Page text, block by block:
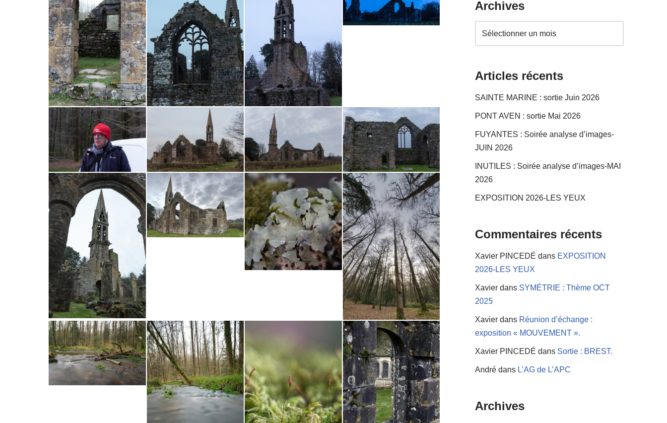
Archives
Articles récents
SAINTE MARINE : sortie Juin 2026
PONT AVEN : sortie Mai 2026
FUYANTES : Soirée analyse d’images-
JUIN 2026
INUTILES : Soirée analyse d’images-MAI
2026
EXPOSITION 2026-LES YEUX
Commentaires récents
Xavier PINCEDÉ dans EXPOSITION
2026-LES YEUX
Xavier dans SYMÉTRIE : Thème OCT
2025
Xavier dans Réunion d’échange :
exposition « MOUVEMENT ».
Xavier PINCEDÉ dans Sortie : BREST.
André dans L’AG de L’APC
Archives